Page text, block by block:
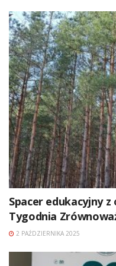
Spacer edukacyjny
Tygodnia
2 PAŹDZIERNIKA 2025